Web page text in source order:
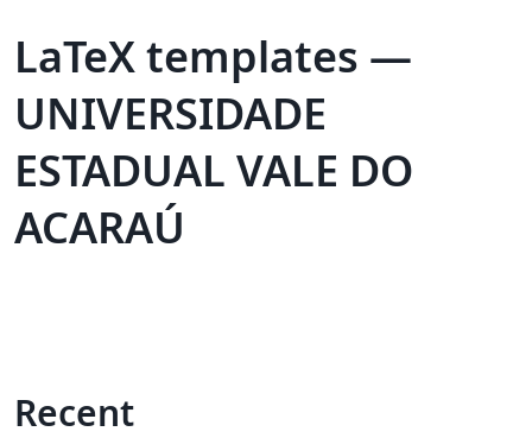
LaTeX templates —
UNIVERSIDADE
ESTADUAL VALE DO
ACARAÚ
Recent